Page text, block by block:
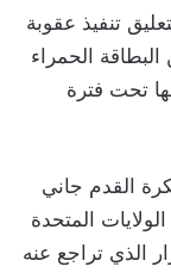
تنفيذ عقوبة
البطاقة الحمراء
تحت فترة
القدم جاني
المتحدة
الذي تراجع عنه